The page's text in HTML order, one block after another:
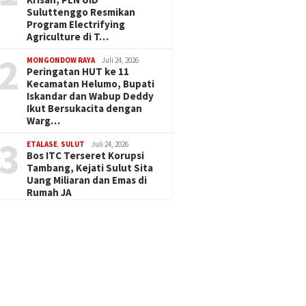
Suluttenggo Resmikan
Program Electrifying
Agriculture di T…
MONGONDOW RAYA Juli 24, 2026
Peringatan HUT ke 11
Kecamatan Helumo, Bupati
Iskandar dan Wabup Deddy
Ikut Bersukacita dengan
Warg…
ETALASE SULUT Juli 24, 2026
Bos ITC Terseret Korupsi
Tambang, Kejati Sulut Sita
Uang Miliaran dan Emas di
Rumah JA